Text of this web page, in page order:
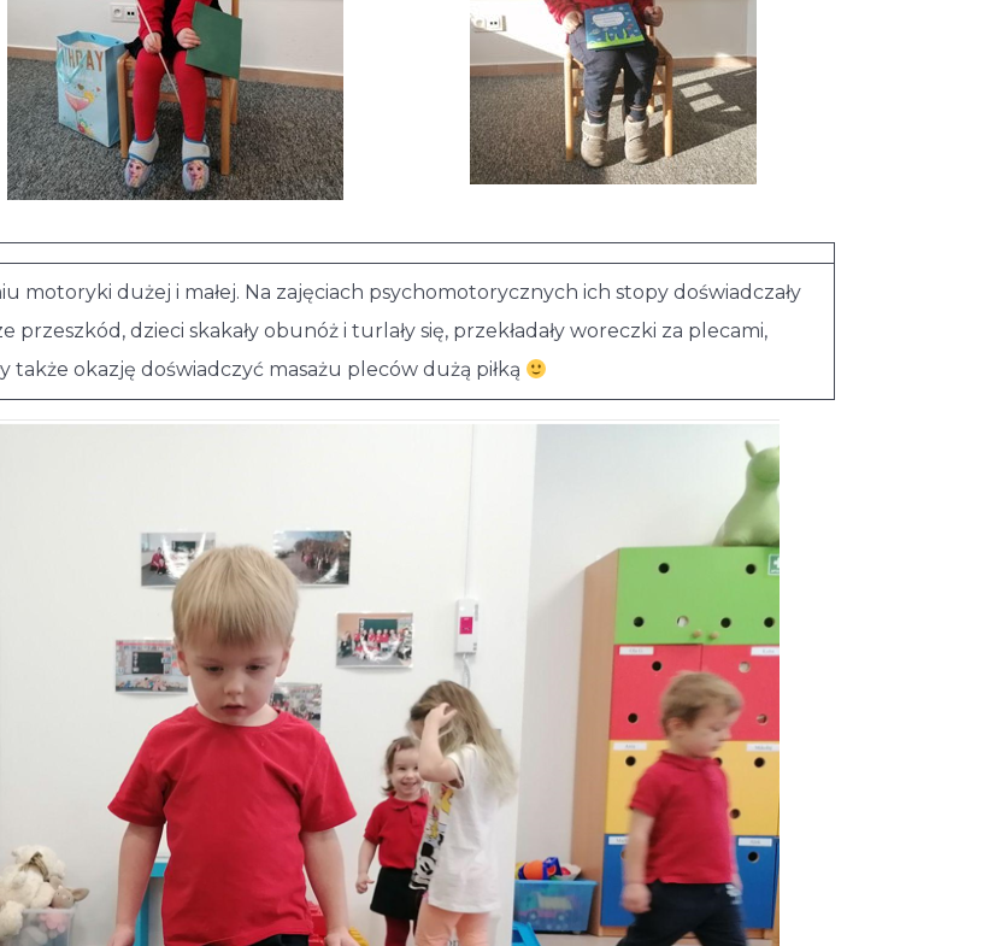
motoryki dużej i małej. Na zajęciach psychomotorycznych ich stopy doświadczały
dzieci skakały obunóż i turlały się, przekładały woreczki za plecami,
także okazję doświadczyć masażu pleców dużą piłką